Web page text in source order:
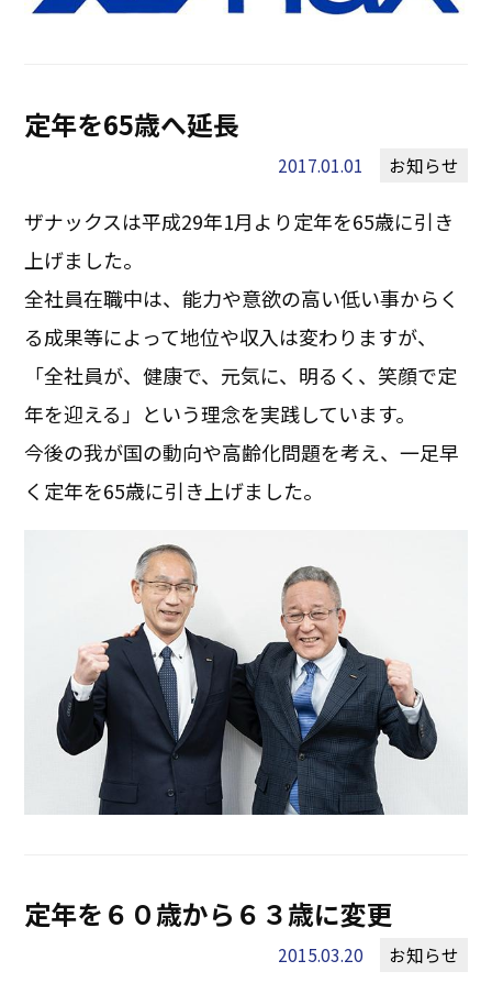
定年を65歳へ延長
2017.01.01 お知らせ
ザナックスは平成29年1月より定年を65歳に引き
上げました。
全社員在職中は、能力や意欲の高い低い事からく
る成果等によって地位や収入は変わりますが、
「全社員が、健康で、元気に、明るく、笑顔で定
年を迎える」という理念を実践しています。
今後の我が国の動向や高齢化問題を考え、一足早
く定年を65歳に引き上げました。
定年を６０歳から６３歳に変更
2015.03.20 お知らせ